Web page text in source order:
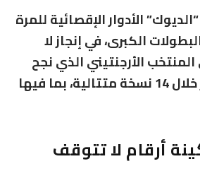
الأدوار الإقصائية للمرة
الكبرى، في إنجاز لا
الأرجنتيني الذي نجح
في بلوغ هذا الدور خلال 14 نسخة متتالية، بما فيها
أرقام لا تتوقف